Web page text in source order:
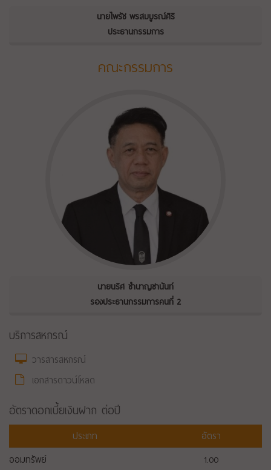
นายไพรัช พรสมบูรณ์ศิริ
ประธานกรรมการ
คณะกรรมการ
นายนริศ ชำนาญชานันท์
รองประธานกรรมการคนที่ 2
บริการสหกรณ์
วารสารสหกรณ์
เอกสารดาวน์โหลด
อัตราดอกเบี้ยเงินฝาก ต่อปี
ประเภท
อัตรา
ออมทรัพย์
1.00